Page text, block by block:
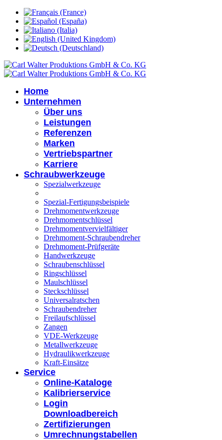
Home
Unternehmen
Über uns
Leistungen
Referenzen
Marken
Vertriebspartner
Karriere
Schraubwerkzeuge
Spezialwerkzeuge
Spezial-Fertigungsbeispiele
Drehmomentwerkzeuge
Drehmomentschlüssel
Drehmomentvervielfältiger
Drehmoment-Schraubendreher
Drehmoment-Prüfgeräte
Handwerkzeuge
Schraubenschlüssel
Ringschlüssel
Maulschlüssel
Steckschlüssel
Universalratschen
Schraubendreher
Freilaufschlüssel
Zangen
VDE-Werkzeuge
Metallwerkzeuge
Hydraulikwerkzeuge
Kraft-Einsätze
Service
Online-Kataloge
Kalibrierservice
Login
Downloadbereich
Zertifizierungen
Umrechnungstabellen